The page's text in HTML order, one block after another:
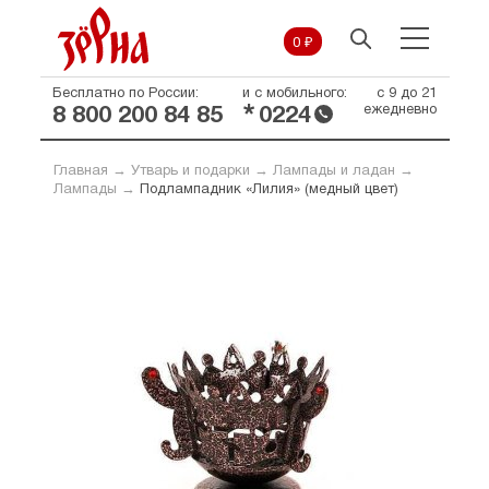
0 ₽
Бесплатно по России:
8 800 200 84 85
и с мобильного:
* 0224
с 9 до 21
ежедневно
Главная → Утварь и подарки → Лампады и ладан →
Лампады → Подлампадник «Лилия» (медный цвет)